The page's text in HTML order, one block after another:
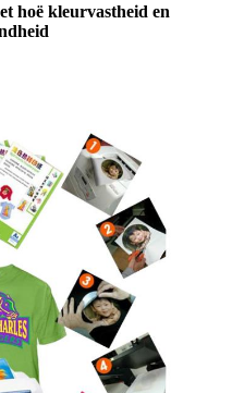
hoë kleurvastheid en